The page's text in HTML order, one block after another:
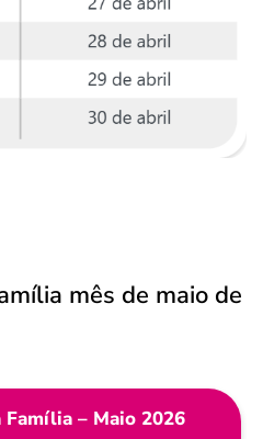
mês de maio de
– Maio 2026